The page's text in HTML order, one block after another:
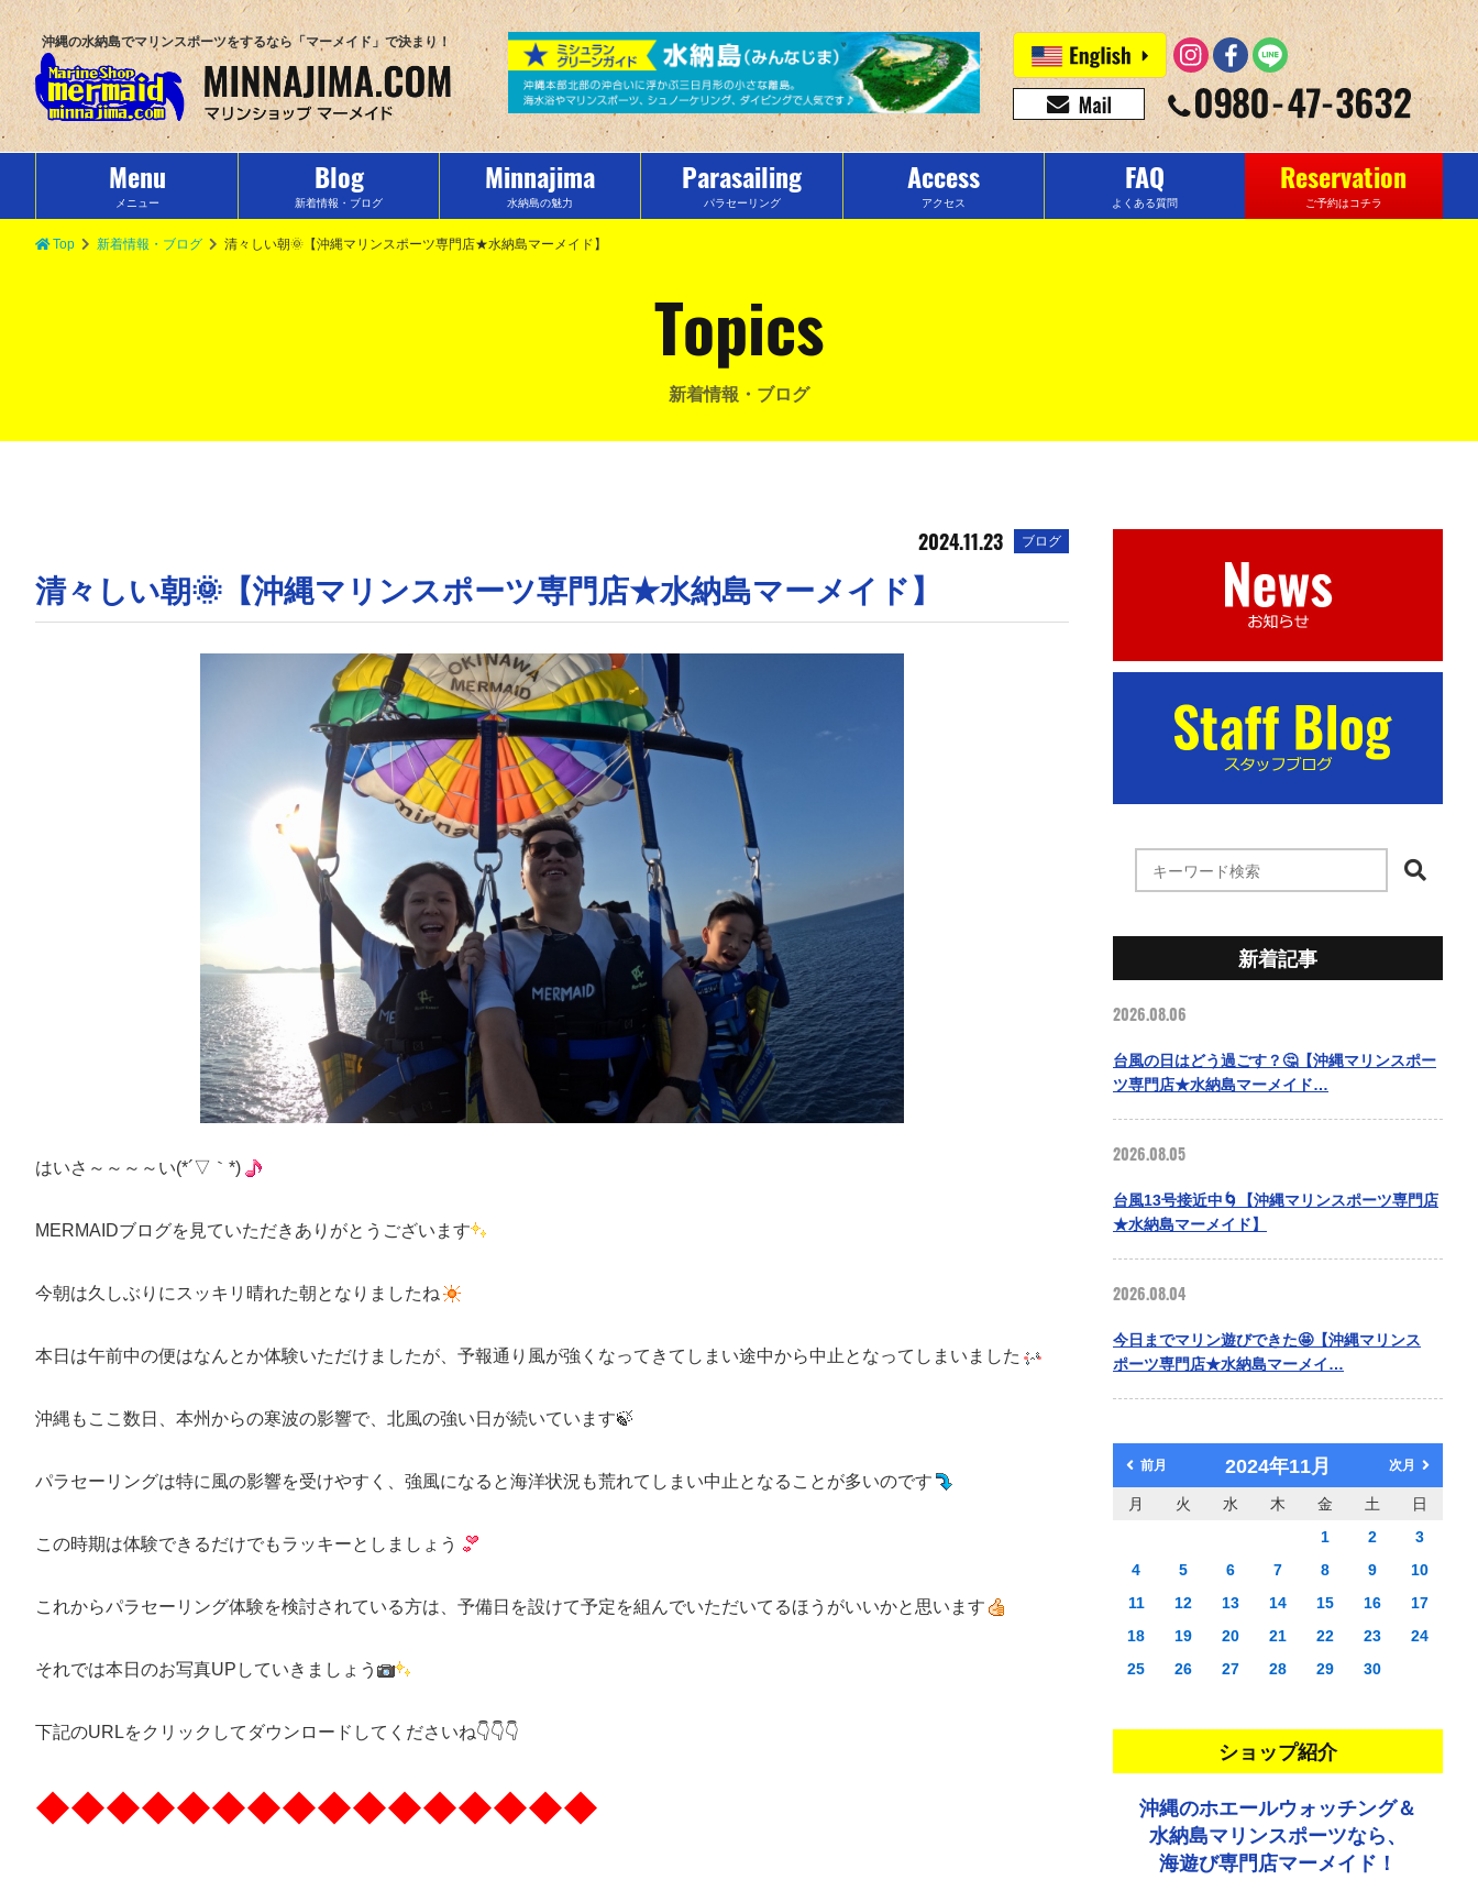
沖縄の水納島でマリンスポーツをするなら「マーメイド」で決まり！
Menu
メニュー
Blog
新着情報・ブログ
Minnajima
水納島の魅力
Parasailing
パラセーリング
Access
アクセス
FAQ
よくある質問
Reservation
ご予約はコチラ
Top 新着情報・ブログ 清々しい朝🌞【沖縄マリンスポーツ専門店★水納島マーメイド】
Topics
新着情報・ブログ
2024.11.23 ブログ
清々しい朝🌞【沖縄マリンスポーツ専門店★水納島マーメイド】
はいさ～～～～い(*´▽｀*)
MERMAIDブログを見ていただきありがとうございます
今朝は久しぶりにスッキリ晴れた朝となりましたね
本日は午前中の便はなんとか体験いただけましたが、予報通り風が強くなってきてしまい途中から中止となってしまいました
沖縄もここ数日、本州からの寒波の影響で、北風の強い日が続いています🍃
パラセーリングは特に風の影響を受けやすく、強風になると海洋状況も荒れてしまい中止となることが多いのです
この時期は体験できるだけでもラッキーとしましょう
これからパラセーリング体験を検討されている方は、予備日を設けて予定を組んでいただいてるほうがいいかと思います
それでは本日のお写真UPしていきましょう
下記のURLをクリックしてダウンロードしてくださいね👇👇👇
◆◆◆◆◆◆◆◆◆◆◆◆◆◆◆◆
新着記事
2026.08.06
台風の日はどう過ごす？🤔【沖縄マリンスポー
ツ専門店★水納島マーメイド…
2026.08.05
台風13号接近中🌀【沖縄マリンスポーツ専門店
★水納島マーメイド】
2026.08.04
今日までマリン遊びできた🤩【沖縄マリンス
ポーツ専門店★水納島マーメイ…
前月 2024年11月 次月
月 火 水 木 金 土
日
1
2
3
4
5 6 7 8 9
10
11
12 13 14 15 16
17
18
19 20 21 22 23
24
25
26 27 28 29 30
ショップ紹介
沖縄のホエールウォッチング＆
水納島マリンスポーツなら、
海遊び専門店マーメイド！